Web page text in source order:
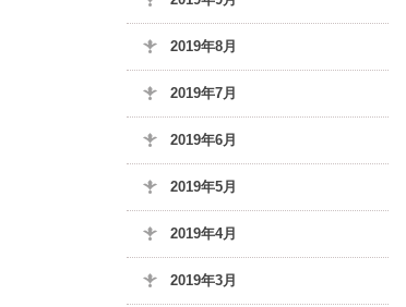
2019年8月
2019年7月
2019年6月
2019年5月
2019年4月
2019年3月